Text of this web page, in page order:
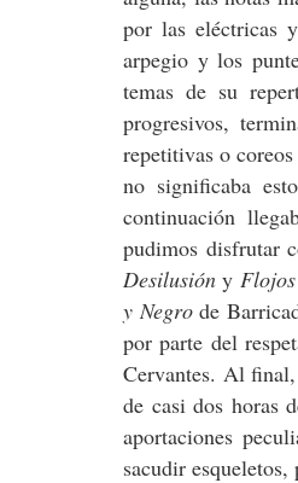
por las eléctricas
arpegio y los
temas de su
progresivos,
repetitivas o
no significaba
continuación
pudimos disfrutar
Desilusión y
y Negrode
por parte del
Cervantes. Al final,
de casi dos horas
aportaciones
sacudir esqueletos,